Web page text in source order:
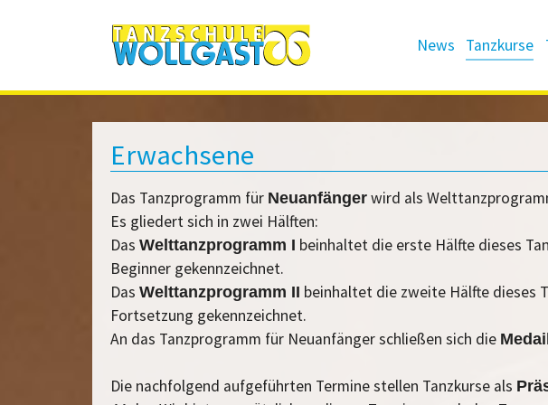
Zum Hauptinhalt springen
News Tanzkurse
Erwachsene
Das Tanzprogramm für Neuanfänger wird als
Es gliedert sich in zwei Hälften:
Das Welttanzprogramm I beinhaltet die erste Hälfte dieses
Beginner gekennzeichnet.
Das Welttanzprogramm II beinhaltet die zweite Hälfte dieses
Fortsetzung gekennzeichnet.
An das Tanzprogramm für Neuanfänger schließen sich die
Die nachfolgend aufgeführten Termine stellen Tanzkurse als